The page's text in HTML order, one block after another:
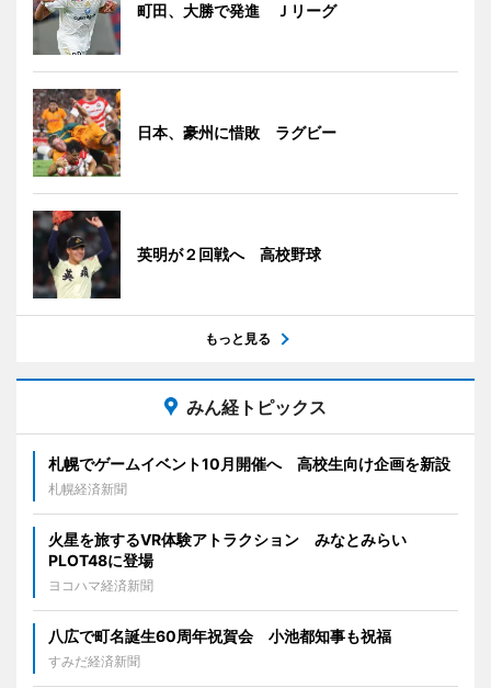
町田、大勝で発進 Ｊリーグ
日本、豪州に惜敗 ラグビー
英明が２回戦へ 高校野球
もっと見る
みん経トピックス
札幌でゲームイベント10月開催へ 高校生向け企画を新設
札幌経済新聞
火星を旅するVR体験アトラクション みなとみらい
PLOT48に登場
ヨコハマ経済新聞
八広で町名誕生60周年祝賀会 小池都知事も祝福
すみだ経済新聞